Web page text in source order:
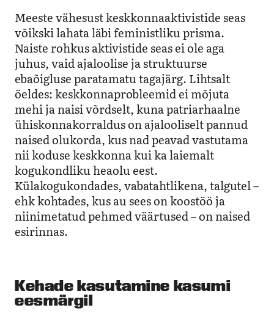
Meeste vähesust keskkonnaaktivistide seas
võikski lahata läbi feministliku prisma.
Naiste rohkus aktivistide seas ei ole aga
juhus, vaid ajaloolise ja struktuurse
ebaõigluse paratamatu tagajärg. Lihtsalt
öeldes: keskkonnaprobleemid ei mõjuta
mehi ja naisi võrdselt, kuna patriarhaalne
ühiskonnakorraldus on ajalooliselt pannud
naised olukorda, kus nad peavad vastutama
nii koduse keskkonna kui ka laiemalt
kogukondliku heaolu eest.
Külakogukondades, vabatahtlikena, talgutel –
ehk kohtades, kus au sees on koostöö ja
niinimetatud pehmed väärtused – on naised
esirinnas.
Kehade kasutamine kasumi
eesmärgil